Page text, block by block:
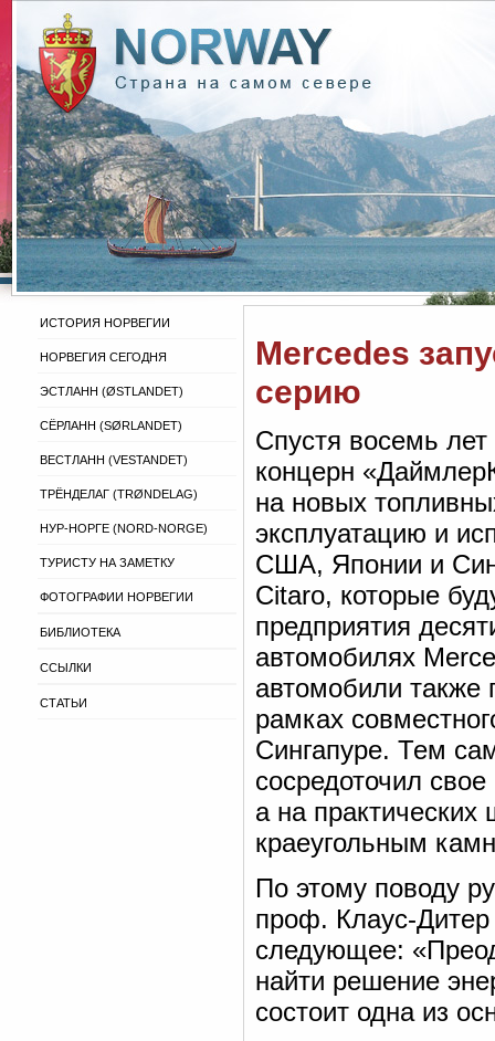
ИСТОРИЯ НОРВЕГИИ
НОРВЕГИЯ СЕГОДНЯ
ЭСТЛАНН (ØSTLANDET)
СЁРЛАНН (SØRLANDET)
ВЕСТЛАНН (VESTANDET)
ТРЁНДЕЛАГ (TRØNDELAG)
НУР-НОРГЕ (NORD-NORGE)
ТУРИСТУ НА ЗАМЕТКУ
ФОТОГРАФИИ НОРВЕГИИ
БИБЛИОТЕКА
ССЫЛКИ
СТАТЬИ
Mercedes
серию
Спустя восемь
концерн
на новых
эксплуатацию и
США, Японии и
Citaro, которые
предприятия
автомобилях
автомобили также
рамках
Сингапуре. Тем
сосредоточил
а на
краеугольным
По этому поводу
проф. Клаус-
следующее:
найти решение
состоит одна из